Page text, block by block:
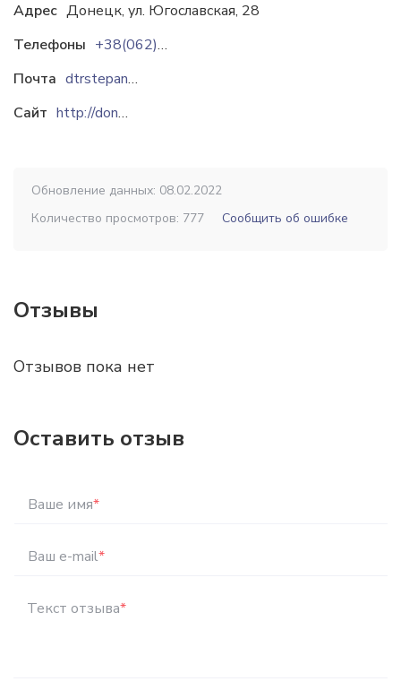
Адрес Донецк, ул. Югославская, 28
Телефоны
+38(062)385-42-96
Почта
dtrstepanova@gmail.com
Сайт
http://dontehrezina.com
Обновление данных: 08.02.2022
Количество просмотров: 777
Сообщить об ошибке
Отзывы
Отзывов пока нет
Оставить отзыв
Ваше имя*
Ваш e-mail*
Текст отзыва*